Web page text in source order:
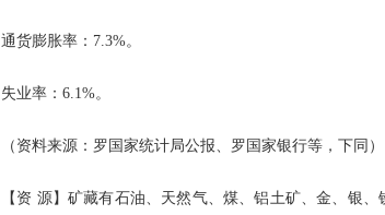
通货膨胀率：7.3%。
失业率：6.1%。
（资料来源：罗国家统计局公报、罗国家银行等，下同）
【资 源】矿藏有石油、天然气、煤、铝土矿、金、银